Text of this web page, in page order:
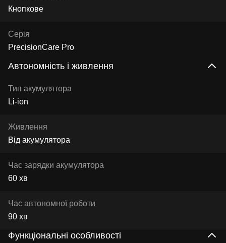
Кнопкове
Серія
PrecisionCare Pro
Автономність і живлення
Тип акумулятора
Li-ion
Живлення
Від акумулятора
Час зарядки акумулятора
60 хв
Час автономної роботи
90 хв
Функціональні особливості